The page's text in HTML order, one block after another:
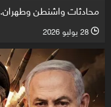
محادثات واشنطن
l 28 يوليو 2026